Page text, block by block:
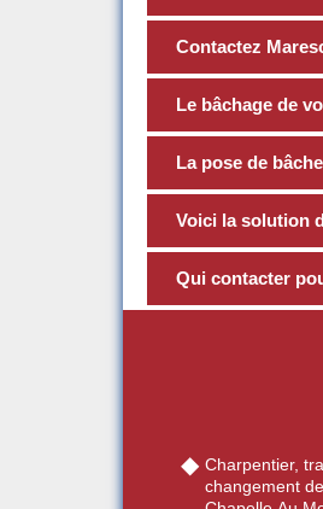
Contactez
Le bâchage de
La pose de
Voici la solution
Qui contacter
Charpentier,
changement